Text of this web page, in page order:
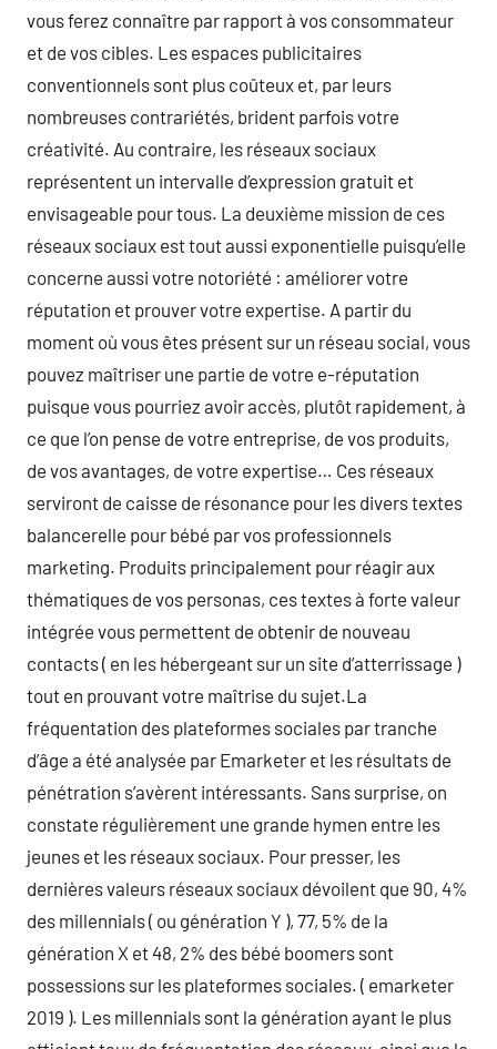
vous ferez connaître par rapport à vos consommateur
et de vos cibles. Les espaces publicitaires
conventionnels sont plus coûteux et, par leurs
nombreuses contrariétés, brident parfois votre
créativité. Au contraire, les réseaux sociaux
représentent un intervalle d’expression gratuit et
envisageable pour tous. La deuxième mission de ces
réseaux sociaux est tout aussi exponentielle puisqu’elle
concerne aussi votre notoriété : améliorer votre
réputation et prouver votre expertise. A partir du
moment où vous êtes présent sur un réseau social, vous
pouvez maîtriser une partie de votre e-réputation
puisque vous pourriez avoir accès, plutôt rapidement, à
ce que l’on pense de votre entreprise, de vos produits,
de vos avantages, de votre expertise… Ces réseaux
serviront de caisse de résonance pour les divers textes
balancerelle pour bébé par vos professionnels
marketing. Produits principalement pour réagir aux
thématiques de vos personas, ces textes à forte valeur
intégrée vous permettent de obtenir de nouveau
contacts ( en les hébergeant sur un site d’atterrissage )
tout en prouvant votre maîtrise du sujet.La
fréquentation des plateformes sociales par tranche
d’âge a été analysée par Emarketer et les résultats de
pénétration s’avèrent intéressants. Sans surprise, on
constate régulièrement une grande hymen entre les
jeunes et les réseaux sociaux. Pour presser, les
dernières valeurs réseaux sociaux dévoilent que 90, 4%
des millennials ( ou génération Y ), 77, 5% de la
génération X et 48, 2% des bébé boomers sont
possessions sur les plateformes sociales. ( emarketer
2019 ). Les millennials sont la génération ayant le plus